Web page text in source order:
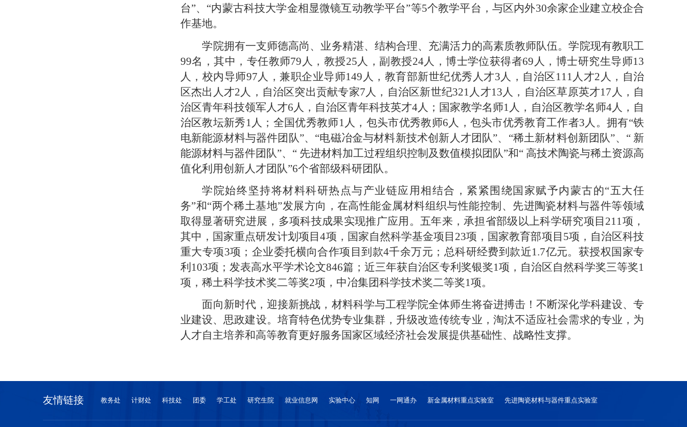
台”、“内蒙古科技大学金相显微镜互动教学平台”等5个教学平台，与区内外30余家企业建立校企合
作基地。
学院拥有一支师德高尚、业务精湛、结构合理、充满活力的高素质教师队伍。学院现有教职工
99名，其中，专任教师79人，教授25人，副教授24人，博士学位获得者69人，博士研究生导师13
人，校内导师97人，兼职企业导师149人，教育部新世纪优秀人才3人，自治区111人才2人，自治
区杰出人才2人，自治区突出贡献专家7人，自治区新世纪321人才13人，自治区草原英才17人，自
治区青年科技领军人才6人，自治区青年科技英才4人；国家教学名师1人，自治区教学名师4人，自
治区教坛新秀1人；全国优秀教师1人，包头市优秀教师6人，包头市优秀教育工作者3人。拥有“铁
电新能源材料与器件团队”、“电磁冶金与材料新技术创新人才团队”、“稀土新材料创新团队”、“ 新
能源材料与器件团队”、“ 先进材料加工过程组织控制及数值模拟团队”和“ 高技术陶瓷与稀土资源高
值化利用创新人才团队”6个省部级科研团队。
学院始终坚持将材料科研热 点与产业链应用相结合，紧紧围绕国家赋予内蒙古的“五大任
务”和“两个稀土基地”发展方向，在高性能金属材料组织与性能控制、先进陶瓷材料与器件等领域
取得显著研究进展，多项科技成果实现推广应用。五年来，承担省部级以上科学研究项目211项，
其中，国家重点研发计划项目4项，国家自然科学基金项目23项，国家教育部项目5项，自治区科技
重大专项3项；企业委托横向合作项目到款4千余万元；总科研经费到款近1.7亿元。获授权国家专
利103项；发表高水平学术论文846篇；近三年获自治区专利奖银奖1项，自治区自然科学奖三等奖1
项，稀土科学技术奖二等奖2项，中冶集团科学技术奖二等奖1项。
面向新时代，迎接新挑战，材料科学与工程学院全体师生将奋进搏击！不断深化学科建设、专
业建设、思政建设。培育特色优势专业集群，升级改造传统专业，淘汰不适应社会需求的专业，为
人才自主培养和高等教育更好服务国家区域经济社会发展提供基础性、战略性支撑。
友情链接 教务处 计财处 科技处 团委 学工处 研究生院 就业信息网 实验中心 知网 一网通办 新金属材料重点实验室 先进陶瓷材料与器件重点实验室